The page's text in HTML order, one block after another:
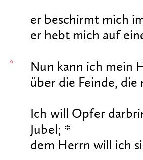
er beschirmt mich
er hebt mich auf
6
Nun kann ich mein
über die Feinde, die
Ich will Opfer
Jubel; *
dem Herrn will ich